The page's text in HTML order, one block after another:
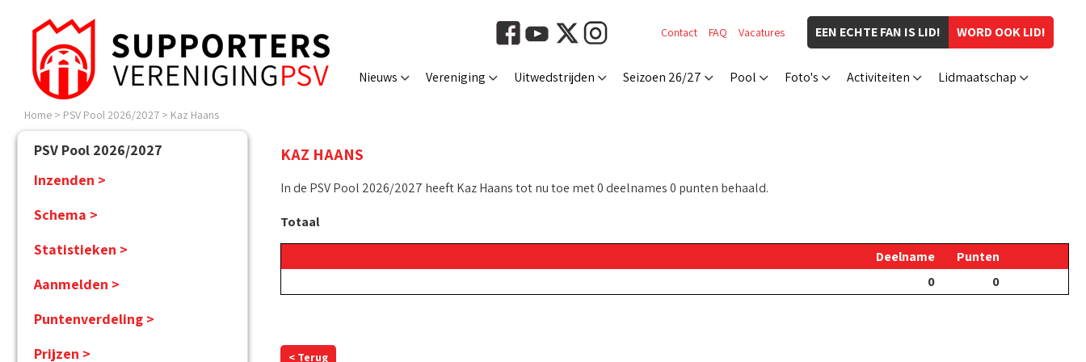
WORD OOK LID!
EEN ECHTE FAN IS LID!
Contact FAQ Vacatures
Nieuws Vereniging Uitwedstrijden Seizoen 26/27 Pool Foto's Activiteiten Lidmaatschap
Home > PSV Pool 2026/2027 > Kaz Haans
PSV Pool 2026/2027
Inzenden >
Schema >
Statistieken >
Aanmelden >
Puntenverdeling >
Prijzen >
KAZ HAANS
In de PSV Pool 2026/2027 heeft Kaz Haans tot nu toe met 0 deelnames 0 punten behaald.
Totaal
Deelname
Punten
0
0
< Terug